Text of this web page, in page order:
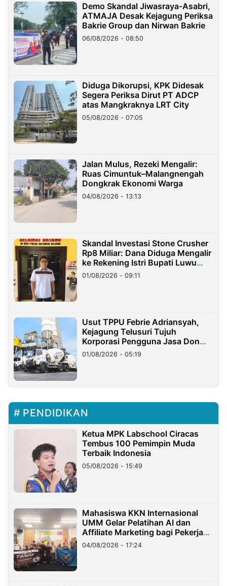
Demo Skandal Jiwasraya-Asabri,
ATMAJA Desak Kejagung Periksa
Bakrie Group dan Nirwan Bakrie
06/08/2026 - 08:50
Diduga Dikorupsi, KPK Didesak
Segera Periksa Dirut PT ADCP
atas Mangkraknya LRT City
05/08/2026 - 07:05
Jalan Mulus, Rezeki Mengalir:
Ruas Cimuntuk–Malangnengah
Dongkrak Ekonomi Warga
04/08/2026 - 13:13
Skandal Investasi Stone Crusher
Rp8 Miliar: Dana Diduga Mengalir
ke Rekening Istri Bupati Luwu
Timur
01/08/2026 - 09:11
Usut TPPU Febrie Adriansyah,
Kejagung Telusuri Tujuh
Korporasi Pengguna Jasa Don
Ritto
01/08/2026 - 05:19
PENDIDIKAN
Ketua MPK Labschool Ciracas
Tembus 100 Pemimpin Muda
Terbaik Indonesia
05/08/2026 - 15:49
Mahasiswa KKN Internasional
UMM Gelar Pelatihan AI dan
Affiliate Marketing bagi Pekerja
Migran Indonesia di Taiwan
04/08/2026 - 17:24